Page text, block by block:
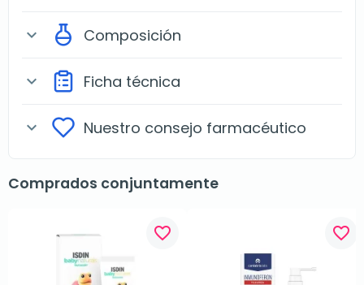
expand_more Composición
expand_more Ficha técnica
expand_more Nuestro consejo farmacéutico
Comprados conjuntamente
favorite_border favorite_border